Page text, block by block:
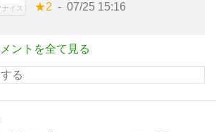
ナイス ★2 07/25 15:16
ントを全て見る